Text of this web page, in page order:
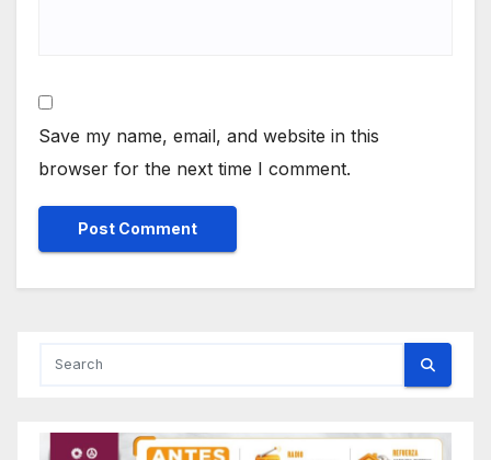
Save my name, email, and website in this
browser for the next time I comment.